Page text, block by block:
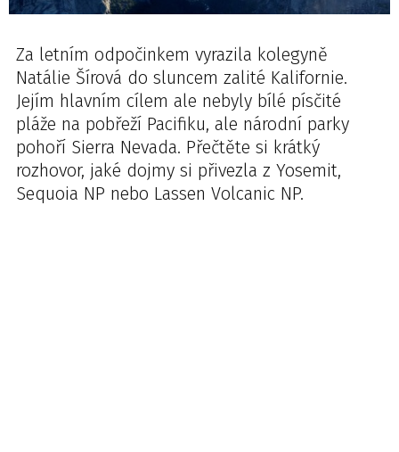
Za letním odpočinkem vyrazila kolegyně
Natálie Šírová do sluncem zalité Kalifornie.
Jejím hlavním cílem ale nebyly bílé písčité
pláže na pobřeží Pacifiku, ale národní parky
pohoří Sierra Nevada. Přečtěte si krátký
rozhovor, jaké dojmy si přivezla z Yosemit,
Sequoia NP nebo Lassen Volcanic NP.